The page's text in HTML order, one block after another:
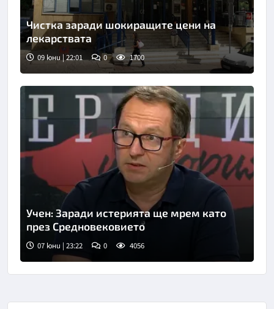
Чистка заради шокиращите цени на
лекарствата
09 юни | 22:01 0 1700
Учен: Заради истерията ще мрем като
през Средновековието
07 юни | 23:22 0 4056